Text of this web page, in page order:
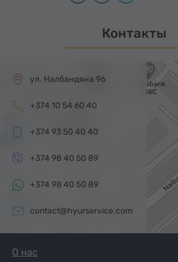
Контакты
ул. Налбандяна 96
+374 10 54 60 40
+374 93 50 40 40
+374 98 40 50 89
+374 98 40 50 89
contact@hyurservice.com
О нас